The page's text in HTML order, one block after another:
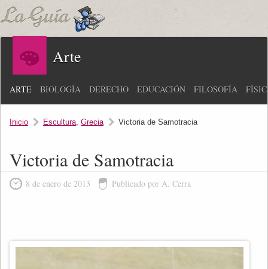
Arte
ARTE BIOLOGÍA DERECHO EDUCACIÓN FILOSOFÍA
Inicio Escultura, Grecia Victoria de Samotracia
Victoria de Samotracia
8 de enero de 2013 Publicado por A. Cerra